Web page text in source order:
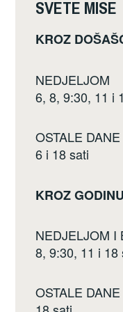
SVETE MISE
KROZ
NEDJELJOM
6, 8, 9:30, 11 i
OSTALE DANE
6 i 18 sati
KROZ GODINU
NEDJELJOM I
8, 9:30, 11 i 18
OSTALE DANE